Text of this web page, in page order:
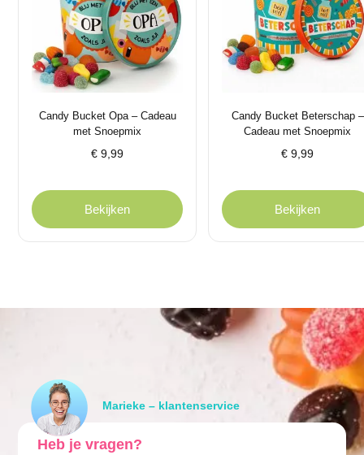
Candy Bucket Opa – Cadeau
met Snoepmix
€ 9,99
Bekijken
Candy Bucket Beterschap –
Cadeau met Snoepmix
€ 9,99
Bekijken
Marieke – klantenservice
Heb je vragen?